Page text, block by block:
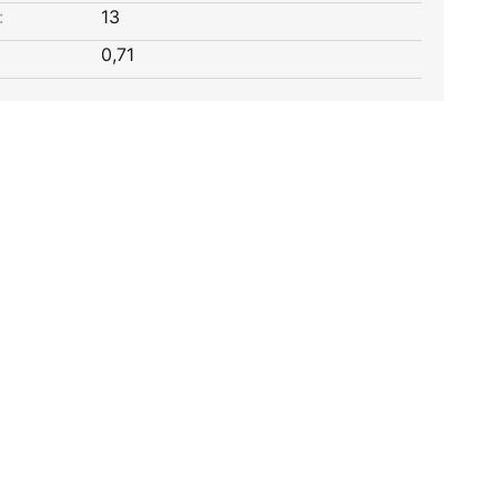
13
0,71